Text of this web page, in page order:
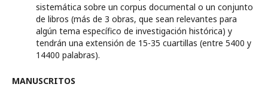
sistemática sobre un corpus documental o un conjunto
de libros (más de 3 obras, que sean relevantes para
algún tema específico de investigación histórica) y
tendrán una extensión de 15-35 cuartillas (entre 5400 y
14400 palabras).
MANUSCRITOS